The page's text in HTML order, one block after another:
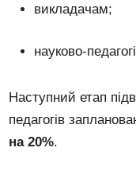
викладачам;
науково-
Наступний етап
педагогів
на 20%.